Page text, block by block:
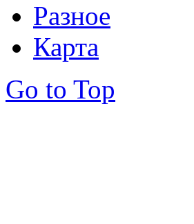
Разное
Карта
Go to Top